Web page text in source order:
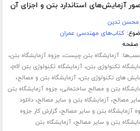
آزمایش‌های استاندارد بتن و اجزای آن
محسن تدین
کتاب‌های مهندسی عمران
آزمایشگاه بتن چیست، جزوه آزمایشگاه بتن،
تکنولوژی بتن،آزمایشگاه تکنولوژی بتن pdf ،
های تکنولوژی بتن،آزمایشگاه بتن و مصالح،
بتن و مصالح ساختمانی، جزوه آزمایشگاه بتن
مصالح،آزمایشگاه بتن و سایر مصالح،دانلود
آزمایشگاه بتن و سایر مصالح،گزارش کار جزوه
بتن و سایر مصالح،آزمایشگاه بتن